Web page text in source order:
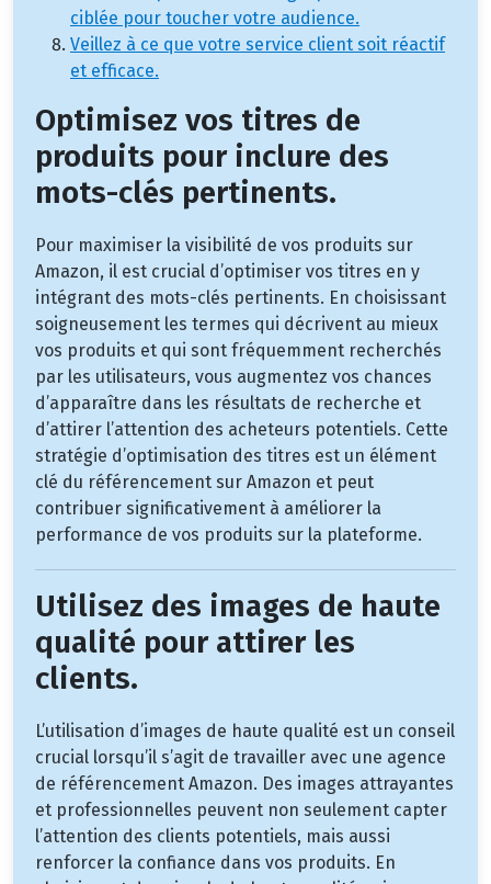
ciblée pour toucher votre audience.
Veillez à ce que votre service client soit réactif
et efficace.
Optimisez vos titres de
produits pour inclure des
mots-clés pertinents.
Pour maximiser la visibilité de vos produits sur
Amazon, il est crucial d’optimiser vos titres en y
intégrant des mots-clés pertinents. En choisissant
soigneusement les termes qui décrivent au mieux
vos produits et qui sont fréquemment recherchés
par les utilisateurs, vous augmentez vos chances
d’apparaître dans les résultats de recherche et
d’attirer l’attention des acheteurs potentiels. Cette
stratégie d’optimisation des titres est un élément
clé du référencement sur Amazon et peut
contribuer significativement à améliorer la
performance de vos produits sur la plateforme.
Utilisez des images de haute
qualité pour attirer les
clients.
L’utilisation d’images de haute qualité est un conseil
crucial lorsqu’il s’agit de travailler avec une agence
de référencement Amazon. Des images attrayantes
et professionnelles peuvent non seulement capter
l’attention des clients potentiels, mais aussi
renforcer la confiance dans vos produits. En